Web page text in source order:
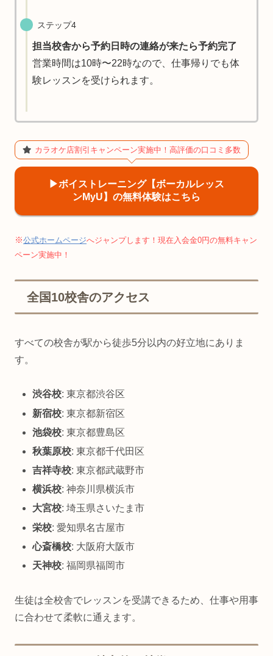
ステップ4
担当校舎から予約日時の連絡が来たら予約完了
営業時間は10時〜22時なので、仕事帰りでも体
験レッスンを受けられます。
カラオケ店割引キャンペーン実施中！高評価の口コミ多数
▶︎ボイストレーニング【ボーカルレッス
ンMyU】の無料体験はこちら
※公式ホームページへジャンプします！現在入会金0円の無料キャン
ペーン実施中！
全国10校舎のアクセス
すべての校舎が駅から徒歩5分以内の好立地にありま
す。
渋谷校: 東京都渋谷区
新宿校: 東京都新宿区
池袋校: 東京都豊島区
秋葉原校: 東京都千代田区
吉祥寺校: 東京都武蔵野市
横浜校: 神奈川県横浜市
大宮校: 埼玉県さいたま市
栄校: 愛知県名古屋市
心斎橋校: 大阪府大阪市
天神校: 福岡県福岡市
生徒は全校舎でレッスンを受講できるため、仕事や用事
に合わせて柔軟に通えます。